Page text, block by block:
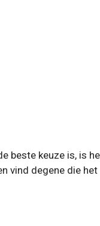
beste keuze is, is
vind degene die